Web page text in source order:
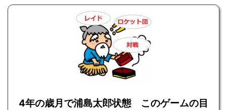
4年の歳月で浦島太郎状態 このゲームの目